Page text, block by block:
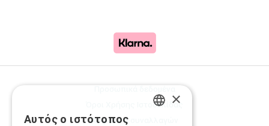
Όροι Χρήσης Ιστοσελίδας
Ασφάλεια συναλλαγών
×
Αυτός ο ιστότοπος